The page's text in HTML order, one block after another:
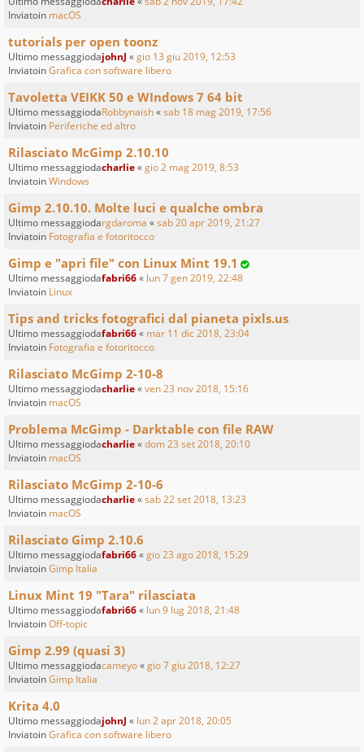
Inviatoin macOS
tutorials per open toonz
Ultimo messaggiodajohnJ «gio 13 giu 2019, 12:53
InviatoinGrafica con software libero
Tavoletta VEIKK 50 e WIndows 7 64 bit
Ultimo messaggiodaRobbynaish«sab 18 mag 2019, 17:56
Inviatoin Periferiche ed altro
Rilasciato McGimp 2.10.10
Ultimo messaggiodacharlie«gio 2 mag 2019, 8:53
InviatoinWindows
Gimp 2.10.10. Molte luci e qualche ombra
Ultimo messaggiodargdaroma «sab 20 apr 2019, 21:27
Inviatoin Fotografia e fotoritocco
Gimp e "apri file" con Linux Mint 19.1
Ultimo messaggiodafabri66« lun 7 gen 2019, 22:48
Inviatoin Linux
Tips and tricks fotografici dal pianeta pixls.us
Ultimo messaggiodafabri66« mar 11 dic 2018, 23:04
Inviatoin Fotografia e fotoritocco
Rilasciato McGimp 2-10-8
Ultimo messaggiodacharlie«ven 23 nov 2018, 15:16
Inviatoin macOS
Problema McGimp - Darktable con file RAW
Ultimo messaggiodacharlie«dom 23 set 2018, 20:10
Inviatoin macOS
Rilasciato McGimp 2-10-6
Ultimo messaggiodacharlie«sab 22 set 2018, 13:23
Inviatoin macOS
Rilasciato Gimp 2.10.6
Ultimo messaggiodafabri66«gio 23 ago 2018, 15:29
InviatoinGimp Italia
Linux Mint 19 "Tara" rilasciata
Ultimo messaggiodafabri66« lun 9 lug 2018, 21:48
InviatoinOff-topic
Gimp 2.99 (quasi 3)
Ultimo messaggiodacameyo«gio 7 giu 2018, 12:27
InviatoinGimp Italia
Krita 4.0
Ultimo messaggiodajohnJ « lun 2 apr 2018, 20:05
InviatoinGrafica con software libero